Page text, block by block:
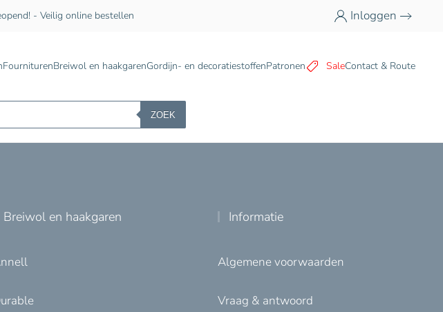
- Veilig online bestellen Inloggen
FourniturenBreiwol en haakgarenGordijn- en decoratiestoffenPatronen SaleContact & Route
ZOEK
Breiwol en haakgaren Informatie
Algemene voorwaarden
Vraag & antwoord